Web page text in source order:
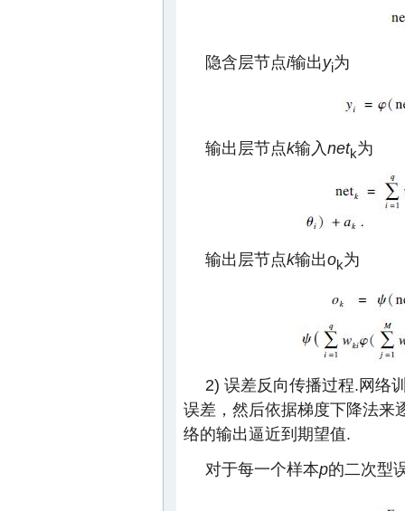
隐含层节点i输出yi为
输出层节点k输入netk为
输出层节点k输出ok为
2) 误差反向传播过程.网络
误差，然后依据梯度下降法来
络的输出逼近到期望值.
对于每一个样本p的二次型